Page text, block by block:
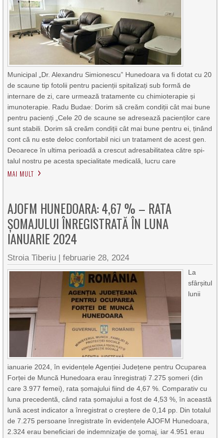
Municipal „Dr. Alexandru Simionescu” Hunedoara va fi dotat cu 20
de scaune tip fotolii pentru pacienții spitalizați sub formă de
internare de zi, care urmează tra­ta­mente cu chimioterapie și
imuno­terapie. Radu Budae: Dorim să creăm condiții cât mai bune
pentru pacienți „Cele 20 de scaune se adresează pacienților care
sunt stabili. Dorim să creăm condiții cât mai bune pentru ei, ținând
cont că nu este deloc con­for­tabil nici un tra­ta­ment de acest gen.
Deoarece în ul­ti­ma perioadă a crescut adre­sa­bi­litatea către spi­
talul nostru pe a­cesta spe­cia­litate me­di­cală, lucru care
MAI MULT
AJOFM HUNEDOARA: 4,67 % – RATA
ŞOMAJULUI ÎNREGISTRATĂ ÎN LUNA
IANUARIE 2024
Stroia Tiberiu |februarie 28, 2024
La
sfârșitul
lunii
ianuarie 2024, în evidențele Agenției Județene pentru Ocuparea
Forței de Muncă Hunedoara erau înregistrați 7.275 șomeri (din
care 3.977 femei), rata șomajului fiind de 4,67 %. Comparativ cu
luna precedentă, când rata șomajului a fost de 4,53 %, în această
lună acest indicator a înregistrat o creștere de 0,14 pp. Din totalul
de 7.275 persoane înregistrate în evidențele AJOFM Hunedoara,
2.324 erau beneficiari de indemnizaţie de şomaj, iar 4.951 erau